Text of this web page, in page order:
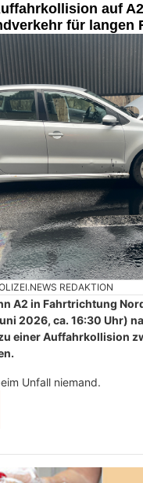
auf
für langen
REDAKTION
A2 in Fahrtrichtung
2026, ca. 16:30 Uhr)
einer Auffahrkollision
Unfall niemand.